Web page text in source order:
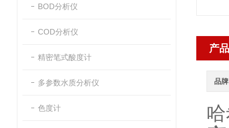
BOD分析仪
COD分析仪
精密笔式酸度计
多参数水质分析仪
色度计
产
品牌